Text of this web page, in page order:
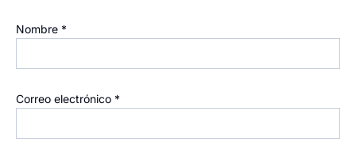
Nombre *
Correo electrónico *